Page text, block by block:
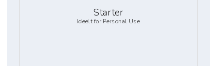
Starter
Ideelt for Personal Use